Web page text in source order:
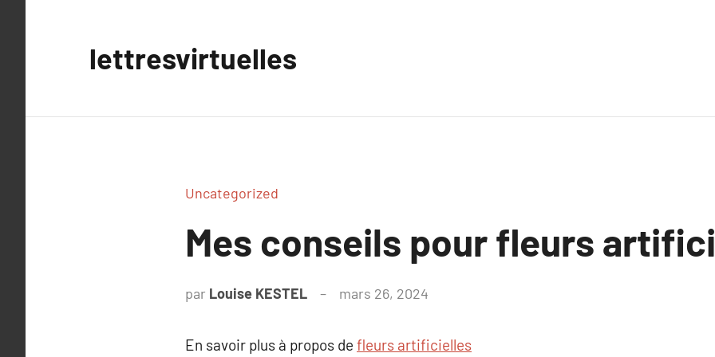
lettresvirtuelles
Uncategorized
Mes conseils pour fleurs
par Louise KESTEL mars 26, 2024
En savoir plus à propos de fleurs artificielles